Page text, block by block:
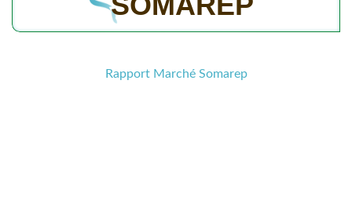
Rapport Marché Somarep